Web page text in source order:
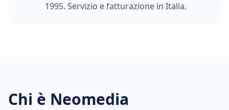
1995. Servizio e fatturazione in Italia.
Chi è Neomedia